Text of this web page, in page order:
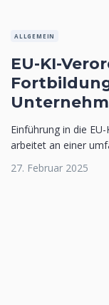
ALLGEMEIN
EU-KI-
Einführung in die
arbeitet an einer
27. Februar 2025